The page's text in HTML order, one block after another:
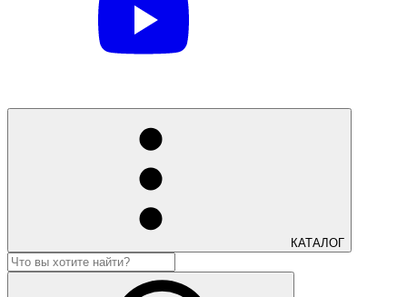
КАТАЛОГ